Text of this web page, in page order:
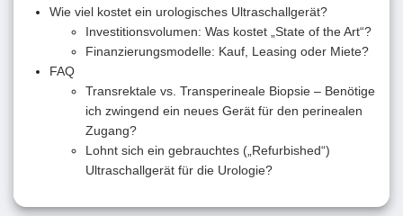
Wie viel kostet ein urologisches Ultraschallgerät?
Investitionsvolumen: Was kostet „State of the Art“?
Finanzierungsmodelle: Kauf, Leasing oder Miete?
FAQ
Transrektale vs. Transperineale Biopsie – Benötige
ich zwingend ein neues Gerät für den perinealen
Zugang?
Lohnt sich ein gebrauchtes („Refurbished“)
Ultraschallgerät für die Urologie?